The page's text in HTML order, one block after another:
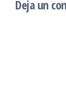
Deja un